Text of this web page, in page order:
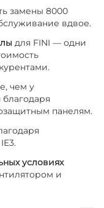
замены 8000
вдвое.
для FINI — одни
чем у
панелям.
условиях
и